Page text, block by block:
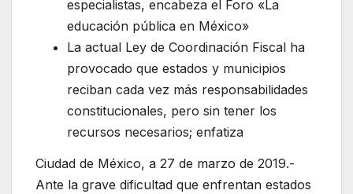
especialistas, encabeza el Foro «La
educación pública en México»
La actual Ley de Coordinación Fiscal ha
provocado que estados y municipios
reciban cada vez más responsabilidades
constitucionales, pero sin tener los
recursos necesarios; enfatiza
Ciudad de México, a 27 de marzo de 2019.-
Ante la grave dificultad que enfrentan estados